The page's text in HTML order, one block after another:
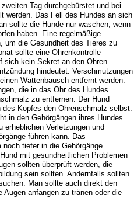
Tag durchgebürstet und bei
werden. Das Fell des Hundes an sich
sollte die Hunde nur waschen, wenn
haben. Eine regelmäßige
um die Gesundheit des Tieres zu
sollte eine Ohrenkontrolle
sich kein Sekret an den Ohren
hindeutet. Verschmutzungen
Wattenbausch entfernt werden.
die in das Ohr des Hundes
zu entfernen. Der Hund
Kopfes den Ohrenschmalz selbst.
in den Gehörgängen ihres Hundes
erheblichen Verletzungen und
führen kann. Das
tiefer in die Gehörgänge
mit gesundheitlichen Problemen
sollten überprüft werden, die
sein sollten. Andernfalls sollten
Man sollte auch direkt den
Augen anfangen zu tränen oder die